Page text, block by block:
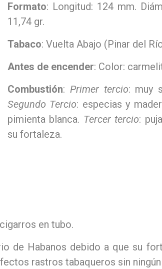
Formato: Longitud: 124 mm.
11,74 gr.
Tabaco: Vuelta Abajo (Pinar del
Antes de encender: Color:
Combustión: Primer tercio: muy
Segundo Tercio: especias y
pimienta blanca. Tercer tercio:
su fortaleza.
en tubo.
de Habanos debido a que su
rastros tabaqueros sin